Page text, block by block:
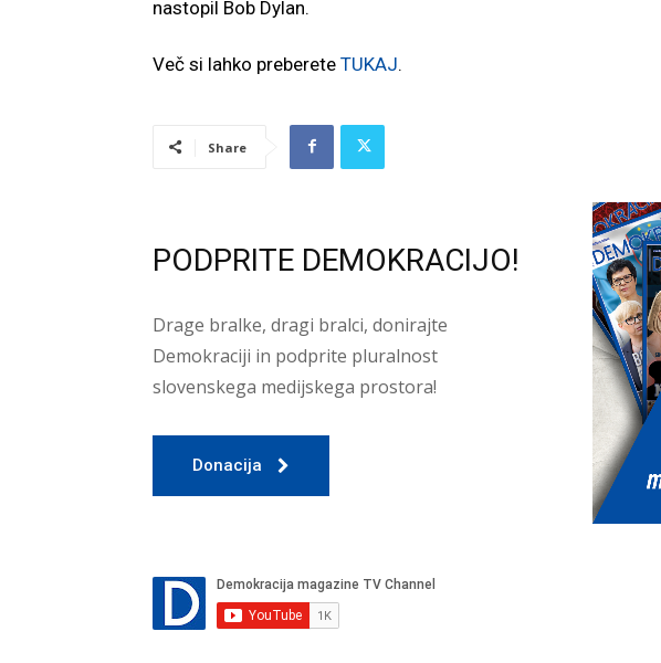
nastopil Bob Dylan.
Več si lahko preberete TUKAJ.
Share
PODPRITE DEMOKRACIJO!
Drage bralke, dragi bralci, donirajte
Demokraciji in podprite pluralnost
slovenskega medijskega prostora!
Donacija